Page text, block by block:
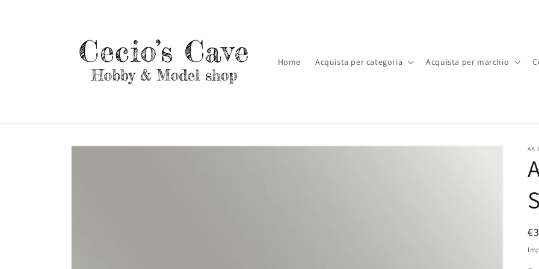
Home Acquista per categoria Acquista per marchio
Passa alle
AK
di